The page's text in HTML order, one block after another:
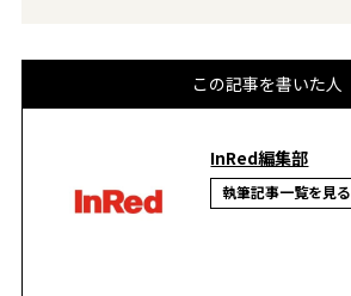
この記事を書いた人
InRed編集部
執筆記事一覧を見る